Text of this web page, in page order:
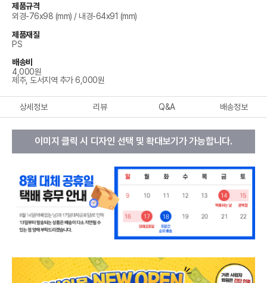
제품규격
외경-76x98 (mm) / 내경-64x91 (mm)
제품재질
PS
배송비
4,000원
제주, 도서지역 추가 6,000원
상세정보 리뷰 Q&A 배송정보
이미지 클릭 시 디자인 선택 및 확대보기가 가능합니다.